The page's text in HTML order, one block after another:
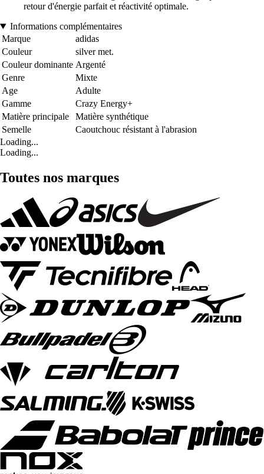
retour d'énergie parfait et réactivité optimale.
Informations complémentaires
Marque
adidas
Couleur
silver met.
Couleur dominante Argenté
Genre
Mixte
Age
Adulte
Gamme
Crazy Energy+
Matière principale
Matière synthétique
Semelle
Caoutchouc résistant à l'abrasion
Loading...
Loading...
Toutes nos marques